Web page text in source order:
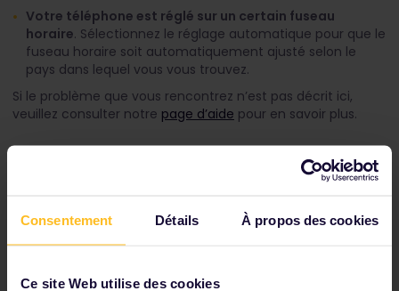
Consentement Détails À propos des cookies
Ce site Web utilise des cookies
Votre téléphone est réglé sur un certain fuseau
horaire. Sélectionnez le réglage automatique pour que le
fuseau horaire soit automatiquement ajusté selon le
pays dans lequel vous vous trouvez.
Si le problème que vous rencontrez n’est pas décrit ici,
veuillez consulter notre page d’aide pour en savoir plus.
Parmi nos partenaires